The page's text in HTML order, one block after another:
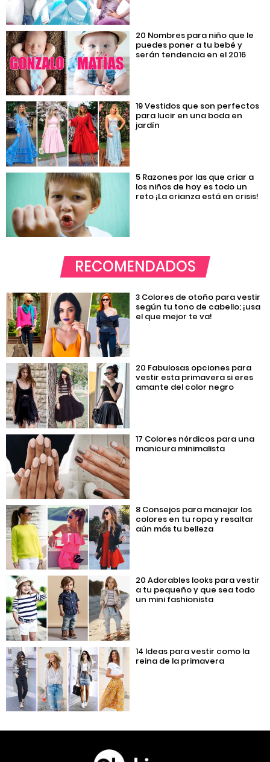
20 Nombres para niño que le
puedes poner a tu bebé y
serán tendencia en el 2016
19 Vestidos que son perfectos
para lucir en una boda en
jardín
5 Razones por las que criar a
los niños de hoy es todo un
reto ¡La crianza está en crisis!
RECOMENDADOS
3 Colores de otoño para vestir
según tu tono de cabello; ¡usa
el que mejor te va!
20 Fabulosas opciones para
vestir esta primavera si eres
amante del color negro
17 Colores nórdicos para una
manicura minimalista
8 Consejos para manejar los
colores en tu ropa y resaltar
aún más tu belleza
20 Adorables looks para vestir
a tu pequeño y que sea todo
un mini fashionista
14 Ideas para vestir como la
reina de la primavera